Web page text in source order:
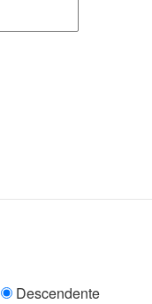
Descendente